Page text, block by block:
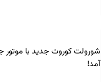
شورولت کوروت جدید با موتور
آمد!